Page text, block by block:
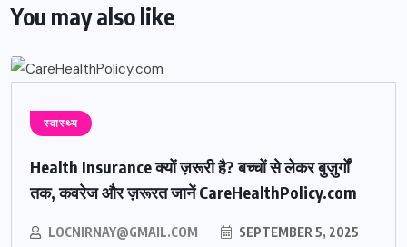
You may also like
स्वास्थ्य
Health Insurance क्यों ज़रूरी है? बच्चों से लेकर बुज़ुर्गों
तक, कवरेज और ज़रूरत जानें CareHealthPolicy.com
LOCNIRNAY@GMAIL.COM SEPTEMBER 5, 2025